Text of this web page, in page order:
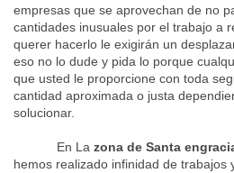
empresas que se aprovechan de no
cantidades inusuales por el trabajo a
querer hacerlo le exigirán un
eso no lo dude y pida lo porque
que usted le proporcione con toda
cantidad aproximada o justa
solucionar.
En La zona de Santa
hemos realizado infinidad de trabajos